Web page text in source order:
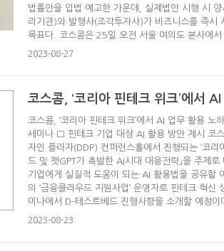
법률안을 입법 예고한 가운데, 실제법안 시행 시
리기관)와 발행사(조각투자사)가 비즈니스를 즉시
목표다. 코스콤은 25일 오전 서울 여의도 본사에서
2023-08-27
코스콤, ‘코리아 핀테크 위크’에서
코스콤, ‘코리아 핀테크 위크’에서 AI 업무 활용
세미나 □ 핀테크 기업 대상 AI 활용 방안 제시 코
자인 플라자(DDP) 컨퍼런스홀에서 진행되는 ‘코리
드 및 챗GPT가 촉발한 AI시대 대응전략」을 주제
기업에게 실질적 도움이 되는 AI 활용법을 공유할
의 ‘금융클라우드 지원사업’ 운영자로 핀테크 혁
미나에서 D-테스트베드 진행사항을 소개할 예정이
2023-08-23